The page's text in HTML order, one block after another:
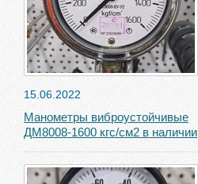
15.06.2022
Манометры виброустойчивые
ДМ8008-1600 кгс/см2 в наличии